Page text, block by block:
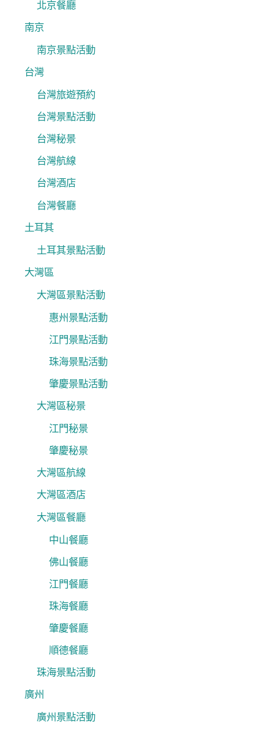
北京餐廳
南京
南京景點活動
台灣
台灣旅遊預約
台灣景點活動
台灣秘景
台灣航線
台灣酒店
台灣餐廳
土耳其
土耳其景點活動
大灣區
大灣區景點活動
惠州景點活動
江門景點活動
珠海景點活動
肇慶景點活動
大灣區秘景
江門秘景
肇慶秘景
大灣區航線
大灣區酒店
大灣區餐廳
中山餐廳
佛山餐廳
江門餐廳
珠海餐廳
肇慶餐廳
順德餐廳
珠海景點活動
廣州
廣州景點活動